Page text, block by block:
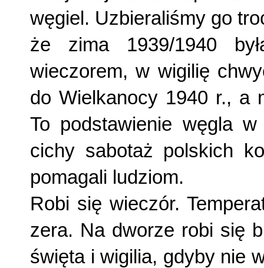
węgiel. Uzbieraliśmy go
że zima 1939/1940
wieczorem, w wigilię
do Wielkanocy 1940 r., a
To podstawienie węgla
cichy sabotaż polskich
pomagali ludziom.
Robi się wieczór.
zera. Na dworze robi się
święta i wigilia, gdyby nie